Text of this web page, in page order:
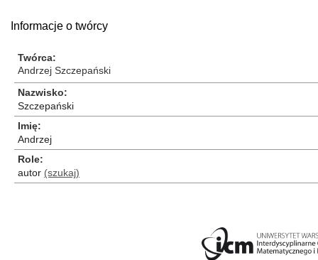
Informacje o twórcy
Twórca
Andrzej Szczepański
Nazwisko
Szczepański
Imię
Andrzej
Role
autor (szukaj)